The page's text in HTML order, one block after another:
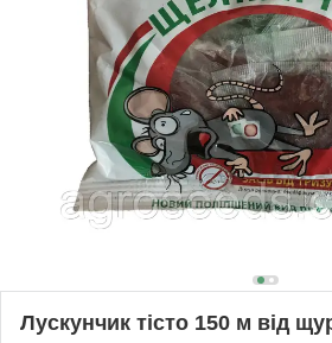
Лускунчик тісто 150 м від